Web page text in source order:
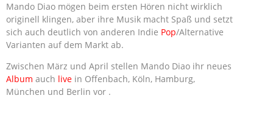
Mando Diao mögen beim ersten Hören nicht wirklich
originell klingen, aber ihre Musik macht Spaß und setzt
sich auch deutlich von anderen Indie Pop/Alternative
Varianten auf dem Markt ab.
Zwischen März und April stellen Mando Diao ihr neues
Album auch live in Offenbach, Köln, Hamburg,
München und Berlin vor .